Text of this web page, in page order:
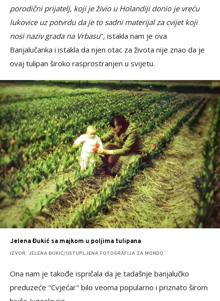
porodični prijatelj, koji je živio u Holandiji donio je vreću
lukovice uz potvrdu da je to sadni materijal za cvijet koji
nosi naziv grada na Vrbasu", istakla nam je ova
Banjalučanka i istakla da njen otac za života nije znao da je
ovaj tulipan široko rasprostranjen u svijetu.
Jelena Đukić sa majkom u poljima tulipana
IZVOR: JELENA ĐUKIĆ/USTUPLJENA FOTOGRAFIJA ZA MONDO
Ona nam je takođe ispričala da je tadašnje banjalučko
preduzeće "Cvjećar" bilo veoma popularno i priznato širom